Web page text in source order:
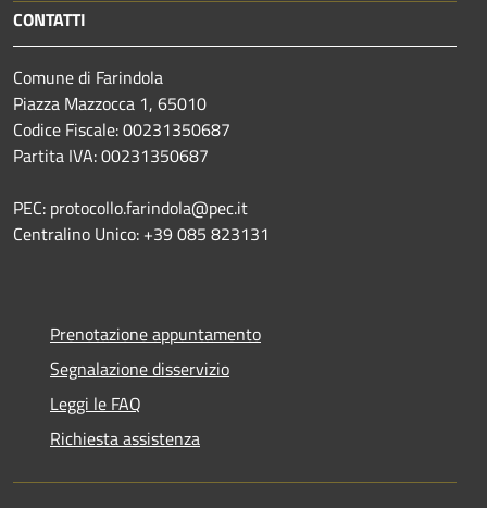
CONTATTI
Comune di Farindola
Piazza Mazzocca 1, 65010
Codice Fiscale: 00231350687
Partita IVA: 00231350687
PEC: protocollo.farindola@pec.it
Centralino Unico: +39 085 823131
Prenotazione appuntamento
Segnalazione disservizio
Leggi le FAQ
Richiesta assistenza